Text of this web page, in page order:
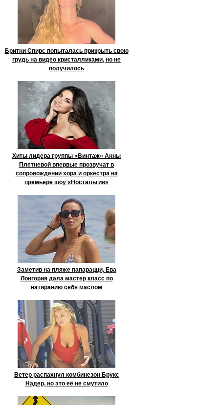
Бритни Спирс попыталась прикрыть свою
грудь на видео кристалликами, но не
получилось
Хиты лидера группы «Винтаж» Анны
Плетневой впервые прозвучат в
сопровождении хора и оркестра на
премьере шоу «Ностальгия»
Заметив на пляже папарацци, Ева
Лонгория дала мастер класс по
натиранию себя маслом
Ветер распахнул комбинезон Брукс
Надер, но это её не смутило